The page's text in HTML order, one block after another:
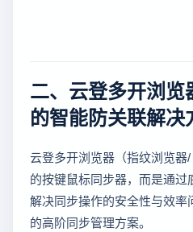
二、云登多开浏
的智能防关联解决
云登多开浏览器（指纹浏览器
的按键鼠标同步器，而是通
解决同步操作的安全性与效
的高阶同步管理方案。